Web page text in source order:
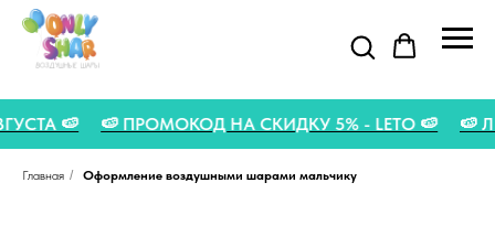
АВГУСТА 🍉 🍉 ПРОМОКОД НА СКИДКУ 5% - LETO 🍉
Главная / Оформление воздушными шарами мальчику